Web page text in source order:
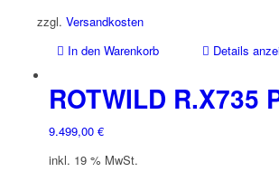
6.299,00 €
zzgl. Versandkosten
In den Warenkorb
Details
ROTWILD R.X735
9.499,00 €
inkl. 19 % MwSt.